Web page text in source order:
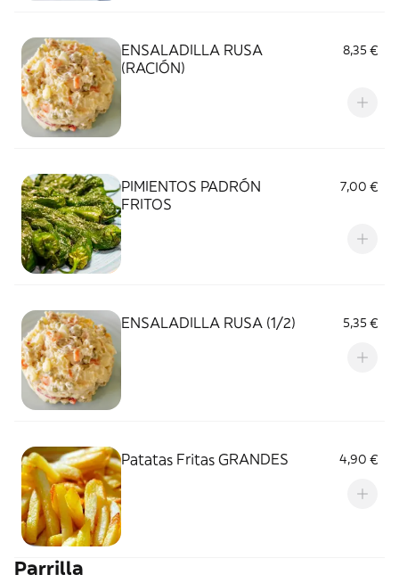
ENSALADILLA RUSA
(RACIÓN)
8,35 €
PIMIENTOS PADRÓN
FRITOS
7,00 €
ENSALADILLA RUSA (1/2) 5,35 €
Patatas Fritas GRANDES 4,90 €
Parrilla